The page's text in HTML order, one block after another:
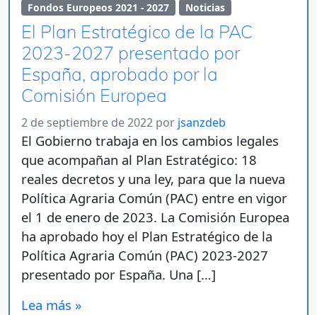
Fondos Europeos 2021 - 2027 Noticias
El Plan Estratégico de la PAC
2023-2027 presentado por
España, aprobado por la
Comisión Europea
2 de septiembre de 2022 por jsanzdeb
El Gobierno trabaja en los cambios legales
que acompañan al Plan Estratégico: 18
reales decretos y una ley, para que la nueva
Política Agraria Común (PAC) entre en vigor
el 1 de enero de 2023. La Comisión Europea
ha aprobado hoy el Plan Estratégico de la
Política Agraria Común (PAC) 2023-2027
presentado por España. Una […]
Lea más »